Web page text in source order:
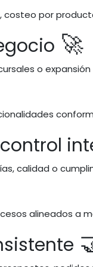
por
🚀
o
calidad o
alineados a